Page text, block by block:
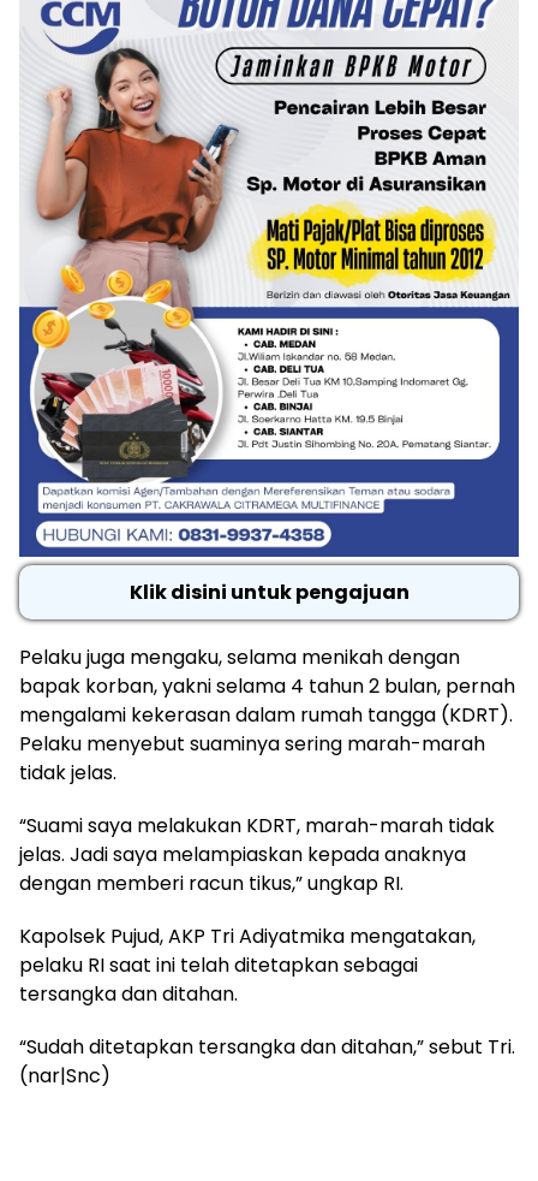
Klik disini untuk pengajuan
Pelaku juga mengaku, selama menikah dengan
bapak korban, yakni selama 4 tahun 2 bulan, pernah
mengalami kekerasan dalam rumah tangga (KDRT).
Pelaku menyebut suaminya sering marah-marah
tidak jelas.
“Suami saya melakukan KDRT, marah-marah tidak
jelas. Jadi saya melampiaskan kepada anaknya
dengan memberi racun tikus,” ungkap RI.
Kapolsek Pujud, AKP Tri Adiyatmika mengatakan,
pelaku RI saat ini telah ditetapkan sebagai
tersangka dan ditahan.
“Sudah ditetapkan tersangka dan ditahan,” sebut Tri.
(nar|Snc)